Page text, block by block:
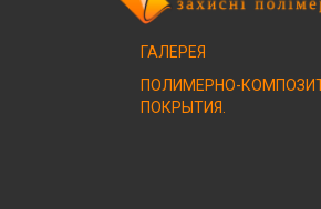
ГАЛЕРЕЯ
ПОЛИМЕРНО-
ПОКРЫТИЯ.